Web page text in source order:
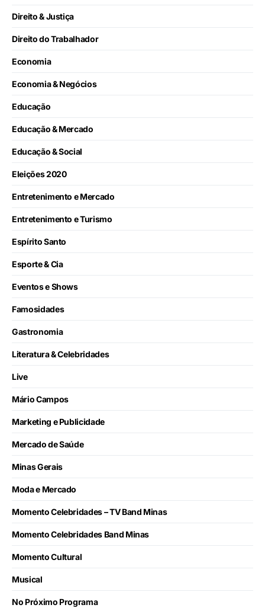
Direito & Justiça
Direito do Trabalhador
Economia
Economia & Negócios
Educação
Educação & Mercado
Educação & Social
Eleições 2020
Entretenimento e Mercado
Entretenimento e Turismo
Espírito Santo
Esporte & Cia
Eventos e Shows
Famosidades
Gastronomia
Literatura & Celebridades
Live
Mário Campos
Marketing e Publicidade
Mercado de Saúde
Minas Gerais
Moda e Mercado
Momento Celebridades – TV Band Minas
Momento Celebridades Band Minas
Momento Cultural
Musical
No Próximo Programa